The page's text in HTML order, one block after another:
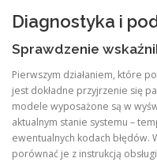
Diagnostyka i
Sprawdzenie
Pierwszym działaniem, które
jest dokładne przyjrzenie się
modele wyposażone są w
aktualnym stanie systemu –
ewentualnych kodach błędów.
porównać je z instrukcją